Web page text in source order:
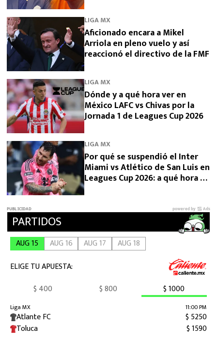
LIGA MX
Aficionado encara a Mikel
Arriola en pleno vuelo y así
reaccionó el directivo de la FMF
LIGA MX
Dónde y a qué hora ver en
México LAFC vs Chivas por la
Jornada 1 de Leagues Cup 2026
LIGA MX
Por qué se suspendió el Inter
Miami vs Atlético de San Luis en
Leagues Cup 2026: a qué hora se